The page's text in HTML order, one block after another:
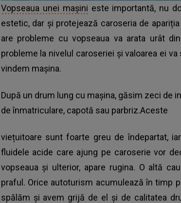
Vopseaua unei mașini este importantă, nu
estetic, dar și protejează caroseria de
are probleme cu vopseaua va arata urât
probleme la nivelul caroseriei și valoarea ei
vindem mașina.
După un drum lung cu mașina, găsim zeci de
de înmatriculare, capotă sau parbriz.Aceste
viețuitoare sunt foarte greu de îndepartat,
fluidele acide care ajung pe caroserie vor
vopseaua și ulterior, apare rugina. O altă
praful. Orice autoturism acumulează în timp
spălăm și avem grijă de el și de calitatea